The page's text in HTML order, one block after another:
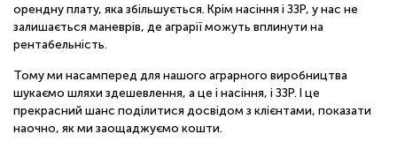
орендну плату, яка збільшується. Крім насіння і ЗЗР, у нас не
залишається маневрів, де аграрії можуть вплинути на
рентабельність.
Тому ми насамперед для нашого аграрного виробництва
шукаємо шляхи здешевлення, а це і насіння, і ЗЗР. І це
прекрасний шанс поділитися досвідом з клієнтами, показати
наочно, як ми заощаджуємо кошти.